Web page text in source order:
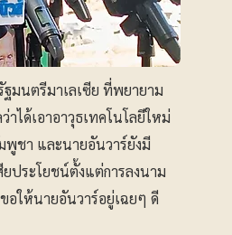
มนตรีมาเลเซีย ที่พยายาม
ได้เอาอาวุธเทคโนโลยีใหม่
พูชา และนายอันวาร์ยังมี
ประโยชน์ตั้งแต่การลงนาม
อให้นายอันวาร์อยู่เฉยๆ ดี